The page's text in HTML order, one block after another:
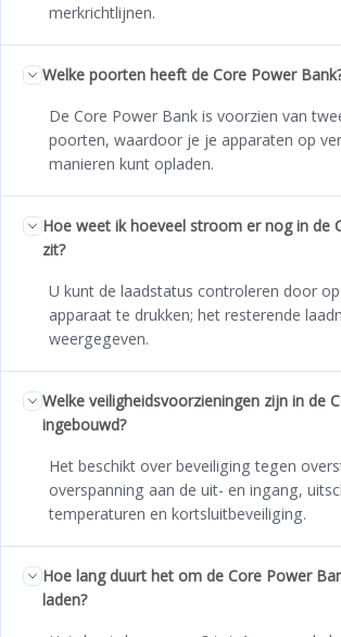
merkrichtlijnen.
Welke poorten heeft de Core Power
De Core Power Bank is voorzien van
poorten, waardoor je je apparaten op
manieren kunt opladen.
Hoe weet ik hoeveel stroom er nog in de
zit?
U kunt de laadstatus controleren door
apparaat te drukken; het resterende
weergegeven.
Welke veiligheidsvoorzieningen zijn in de
ingebouwd?
Het beschikt over beveiliging tegen
overspanning aan de uit- en ingang,
temperaturen en kortsluitbeveiliging.
Hoe lang duurt het om de Core Power
laden?